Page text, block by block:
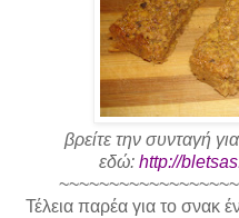
βρείτε την συνταγή
εδώ: http://
Τέλεια παρέα για το σνακ